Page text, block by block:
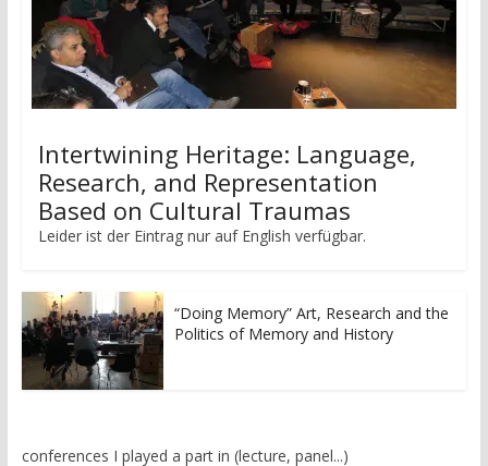
Intertwining Heritage: Language,
Research, and Representation
Based on Cultural Traumas
Leider ist der Eintrag nur auf English verfügbar.
“Doing Memory” Art, Research and the
Politics of Memory and History
conferences I played a part in (lecture, panel...)